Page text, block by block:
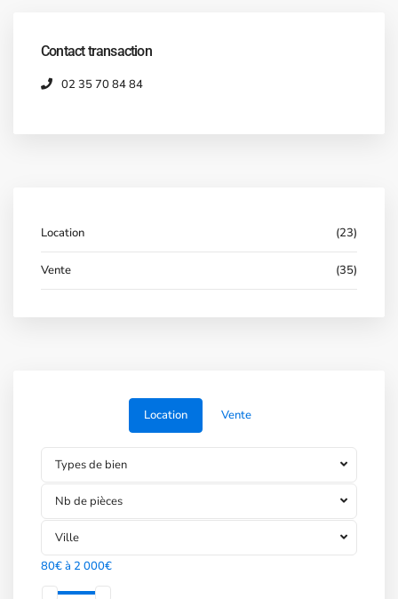
Contact transaction
02 35 70 84 84
Location (23)
Vente (35)
Location Vente
Types de bien
Nb de pièces
Ville
80€ à 2 000€